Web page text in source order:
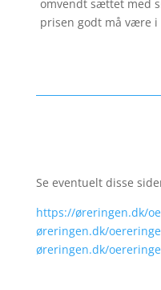
omvendt sættet med
prisen godt må være i
Se eventuelt disse
https://øreringen.dk/
øreringen.dk/
øreringen.dk/